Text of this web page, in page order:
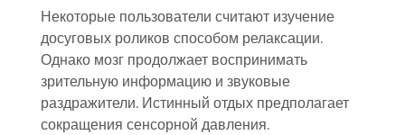
Некоторые пользователи считают изучение
досуговых роликов способом релаксации.
Однако мозг продолжает воспринимать
зрительную информацию и звуковые
раздражители. Истинный отдых предполагает
сокращения сенсорной давления.